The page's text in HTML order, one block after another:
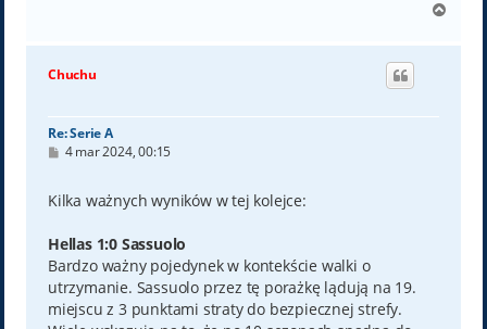
g
Chuchu
Re: Serie A
P
t
4 mar 2024, 00:15
Kilka ważnych wyników w tej kolejce:
Hellas 1:0 Sassuolo
Bardzo ważny pojedynek w kontekście walki o
utrzymanie. Sassuolo przez tę porażkę lądują na 19.
miejscu z 3 punktami straty do bezpiecznej strefy.